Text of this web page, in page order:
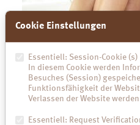
Cookie Einstellungen
Essentiell: Session-Cookie (s)
In diesem Cookie werden
Besuches (Session)
Funktionsfähigkeit der
Verlassen der Website
Essentiell: Request